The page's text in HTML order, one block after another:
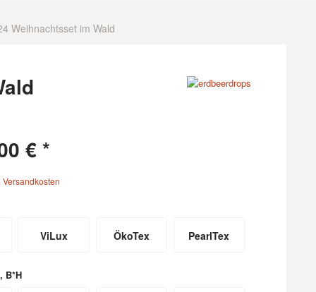
Weihnachtsset im Wald
€ *
Versandkosten
ViLux ÖkoTex PearlTex
B*H